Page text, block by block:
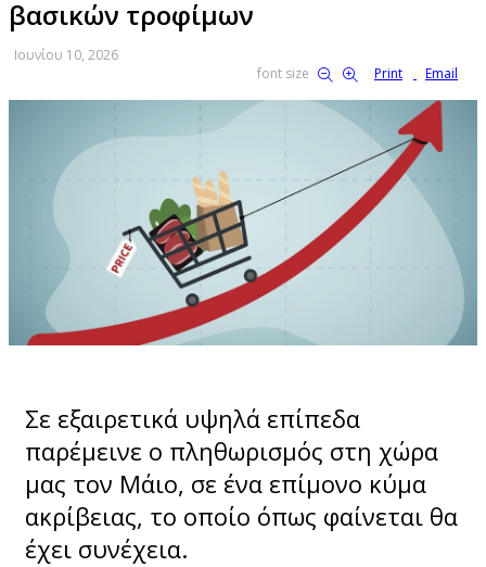
βασικών τροφίμων
Ιουνίου 10, 2026
font size
Print Email
Σε εξαιρετικά υψηλά επίπεδα
παρέμεινε ο πληθωρισμός στη χώρα
μας τον Μάιο, σε ένα επίμονο κύμα
ακρίβειας, το οποίο όπως φαίνεται θα
έχει συνέχεια.